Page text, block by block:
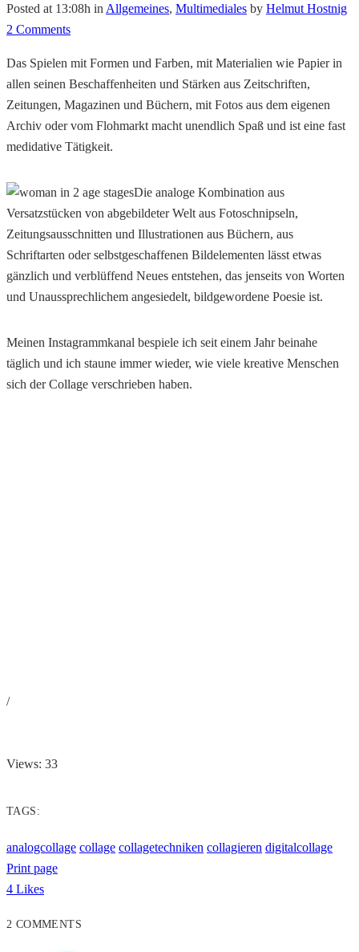
Posted at 13:08h in Allgemeines, Multimediales by Helmut Hostnig
2 Comments
Das Spielen mit Formen und Farben, mit Materialien wie Papier in
allen seinen Beschaffenheiten und Stärken aus Zeitschriften,
Zeitungen, Magazinen und Büchern, mit Fotos aus dem eigenen
Archiv oder vom Flohmarkt macht unendlich Spaß und ist eine fast
medidative Tätigkeit.
Die analoge Kombination aus
Versatzstücken von abgebildeter Welt aus Fotoschnipseln,
Zeitungsausschnitten und Illustrationen aus Büchern, aus
Schriftarten oder selbstgeschaffenen Bildelementen lässt etwas
gänzlich und verblüffend Neues entstehen, das jenseits von Worten
und Unaussprechlichem angesiedelt, bildgewordene Poesie ist.
Meinen Instagrammkanal bespiele ich seit einem Jahr beinahe
täglich und ich staune immer wieder, wie viele kreative Menschen
sich der Collage verschrieben haben.
/
Views: 33
TAGS:
analogcollage collage collagetechniken collagieren digitalcollage
Print page
4 Likes
2 COMMENTS